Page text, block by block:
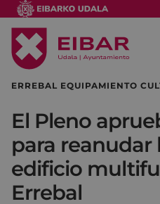
ERREBAL EQUIPAMIENTO
El Pleno
para reanudar
edificio
Errebal